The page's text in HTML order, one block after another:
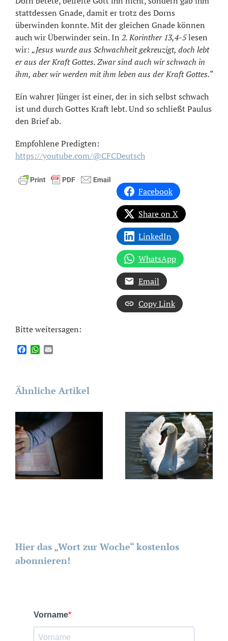
stattdessen Gnade, damit er trotz des Dorns
überwinden konnte. Mit der gleichen Gnade können
auch wir Überwinder sein. In 2. Korinther 13,4-5lesen
wir: „Jesus wurde aus Schwachheit gekreuzigt, doch lebt
er aus der Kraft Gottes. Zwar sind auch wir schwach in
ihm, aber wir werden mit ihm leben aus der Kraft Gottes.“
Ein wahrer Jünger ist einer, der in sich selbst schwach
ist und durch Gottes Kraft lebt. Und so schließt Paulus
den Brief ab.
Empfohlene Predigten:
https://youtube.com/@CFCDeutsch
Facebook
Share on X
LinkedIn
WhatsApp
Email
Copy Link
Bitte weitersagen:
FacebookWhatsApp
Ähnliche Artikel
Hier das „Wort zur Woche“ kostenlos
abonnieren!